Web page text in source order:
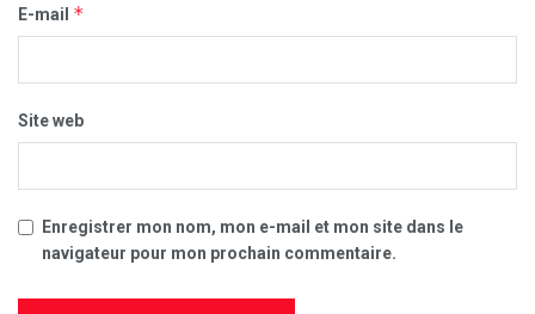
E-mail *
Site web
Enregistrer mon nom, mon e-mail et mon site dans le
navigateur pour mon prochain commentaire.